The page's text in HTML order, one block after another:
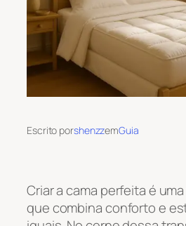
Escrito porshenzzemGuia
Criar a cama perfeita é
que combina conforto e